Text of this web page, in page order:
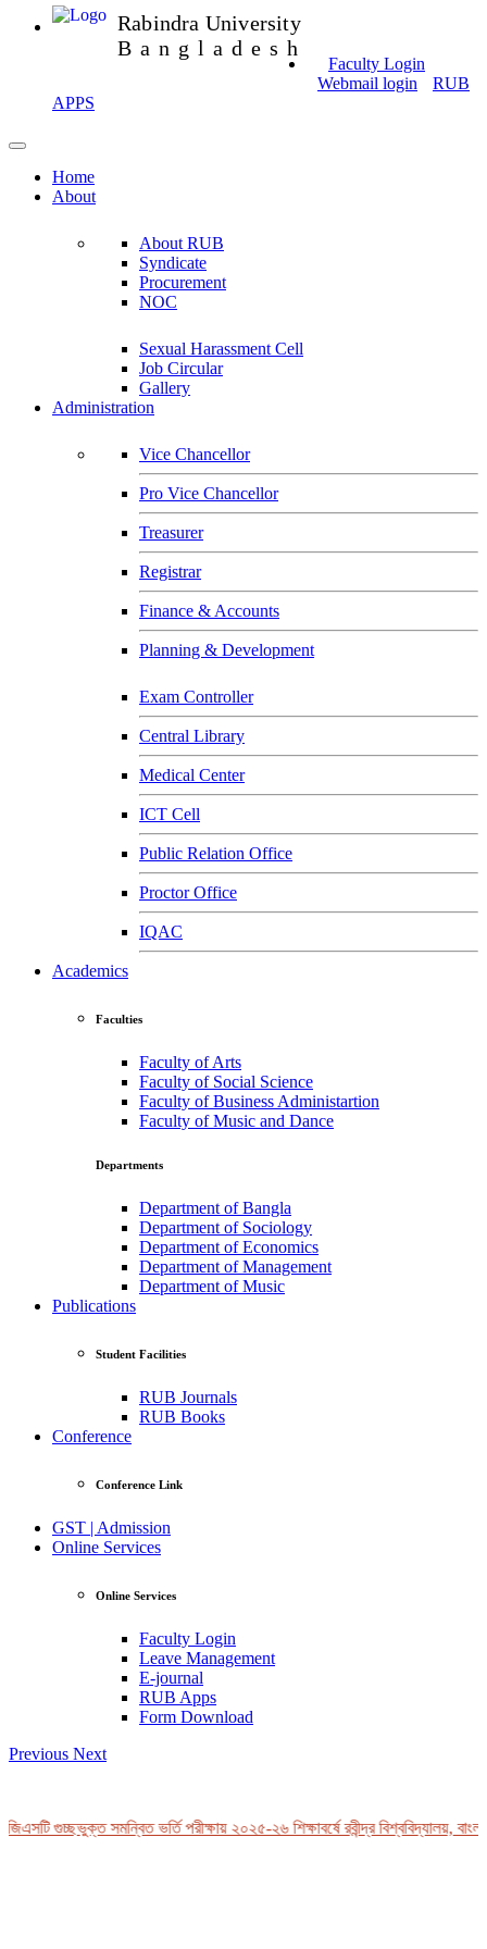
Rabindra University
Bangladesh
Faculty Login
Webmail login
RUB
APPS
Home
About
About RUB
Syndicate
Procurement
NOC
Sexual Harassment Cell
Job Circular
Gallery
Administration
Vice Chancellor
Pro Vice Chancellor
Treasurer
Registrar
Finance & Accounts
Planning & Development
Exam Controller
Central Library
Medical Center
ICT Cell
Public Relation Office
Proctor Office
IQAC
Academics
Faculties
Faculty of Arts
Faculty of Social Science
Faculty of Business Administartion
Faculty of Music and Dance
Departments
Department of Bangla
Department of Sociology
Department of Economics
Department of Management
Department of Music
Publications
Student Facilities
RUB Journals
RUB Books
Conference
Conference Link
GST | Admission
Online Services
Online Services
Faculty Login
Leave Management
E-journal
RUB Apps
Form Download
Previous Next
গুচ্ছভুক্ত সমন্বিত ভর্তি পরীক্ষায় ২০২৫-২৬ শিক্ষাবর্ষে রবীন্দ্র বিশ্ববিদ্যালয়,